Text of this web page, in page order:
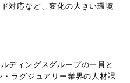
対応など、変化の大きい環境
ディングスグループの一員と
ラグジュアリー業界の人材課